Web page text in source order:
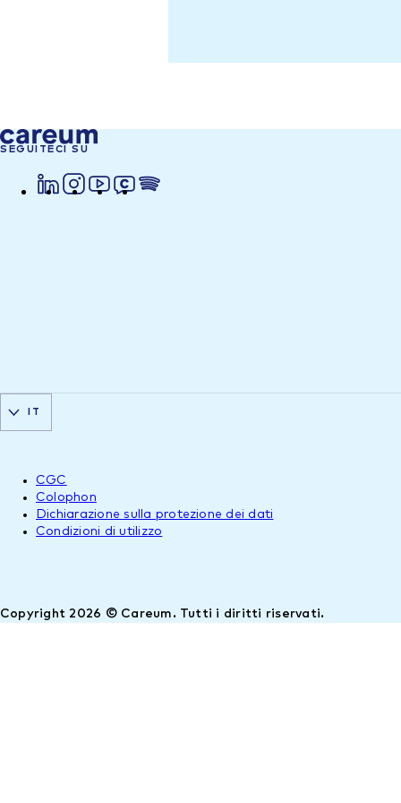
SEGUITECI SU
Copyright 2026 © Careum. Tutti i diritti riservati.
CGC
Colophon
Dichiarazione sulla protezione dei dati
Condizioni di utilizzo
IT